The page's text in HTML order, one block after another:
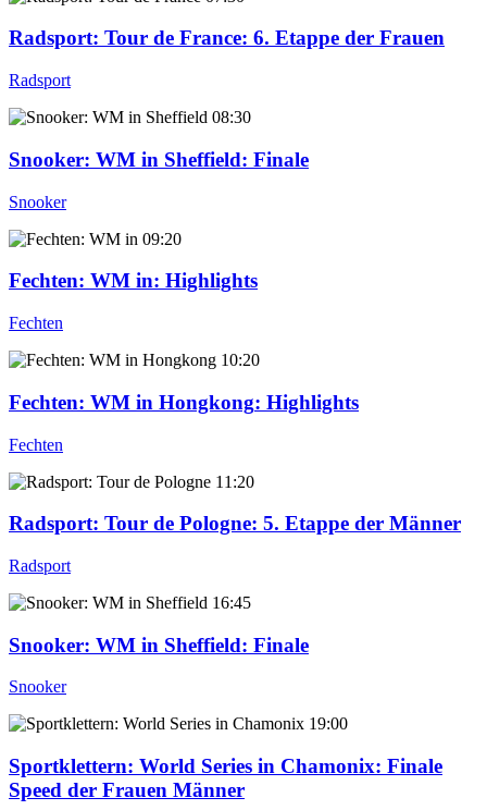
Radsport: Tour de France: 6. Etappe der Frauen
Radsport
08:30
Snooker: WM in Sheffield: Finale
Snooker
09:20
Fechten: WM in: Highlights
Fechten
10:20
Fechten: WM in Hongkong: Highlights
Fechten
11:20
Radsport: Tour de Pologne: 5. Etappe der Männer
Radsport
16:45
Snooker: WM in Sheffield: Finale
Snooker
19:00
Sportklettern: World Series in Chamonix: Finale
Speed der Frauen Männer